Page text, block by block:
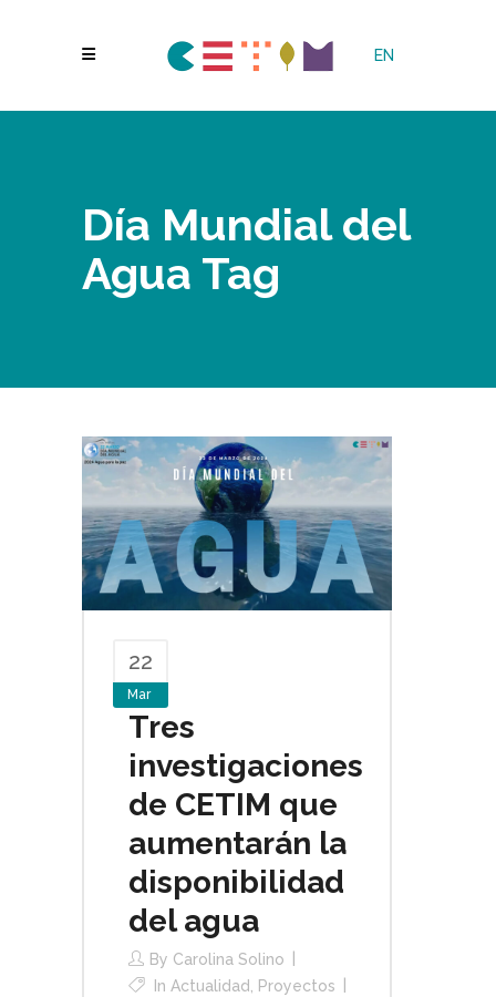
EN
Día Mundial del
Agua Tag
22
Mar
Tres
investigaciones
de CETIM que
aumentarán la
disponibilidad
del agua
By Carolina Solino
In Actualidad, Proyectos